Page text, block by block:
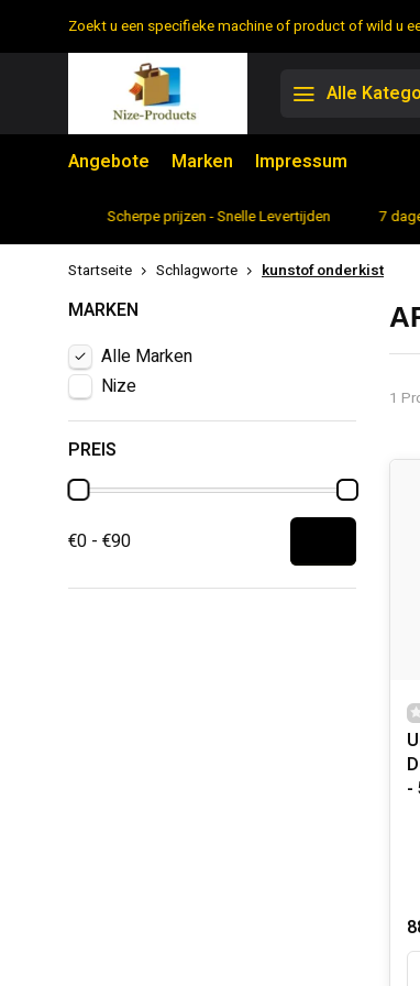
Zoekt u een specifieke machine of product of wild u
Alle
Angebote Marken Impressum
Scherpe prijzen - Snelle Levertijden 7
Startseite Schlagworte kunstof onderkist
MARKEN
Alle Marken
Nize
PREIS
€0 - €90
1
-